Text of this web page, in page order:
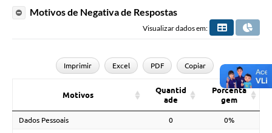
Motivos de Negativa de Respostas
Visualizar dados em:
Imprimir Excel PDF Copiar
Motivos
Quantid
ade
Porcenta
gem
Dados Pessoais 0 0%